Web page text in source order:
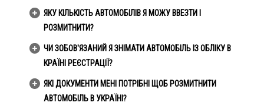
ЯКУ КІЛЬКІСТЬ АВТОМОБІЛІВ Я МОЖУ ВВЕЗТИ І
РОЗМИТНИТИ?
ЧИ ЗОБОВ'ЯЗАНИЙ Я ЗНІМАТИ АВТОМОБІЛЬ ІЗ ОБЛІКУ В
КРАЇНІ РЕЄСТРАЦІЇ?
ЯКІ ДОКУМЕНТИ МЕНІ ПОТРІБНІ ЩОБ РОЗМИТНИТИ
АВТОМОБІЛЬ В УКРАЇНІ?